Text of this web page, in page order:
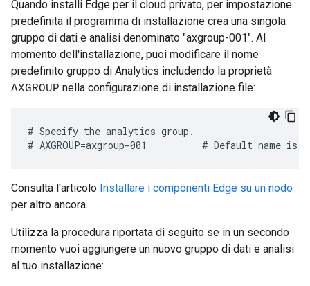
Quando installi Edge per il cloud privato, per impostazione
predefinita il programma di installazione crea una singola
gruppo di dati e analisi denominato "axgroup-001". Al
momento dell'installazione, puoi modificare il nome
predefinito gruppo di Analytics includendo la proprietà
AXGROUP nella configurazione di installazione file:
# Specify the analytics group.
# AXGROUP=axgroup-001          # Default name is
Consulta l'articolo Installare i componenti Edge su un nodo
per altro ancora.
Utilizza la procedura riportata di seguito se in un secondo
momento vuoi aggiungere un nuovo gruppo di dati e analisi
al tuo installazione: